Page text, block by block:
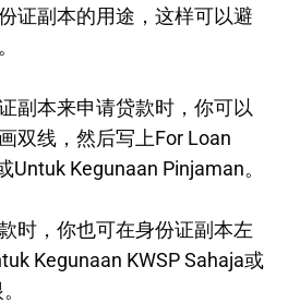
证副本的用途，这样可以避
副本来申请贷款时，你可以
双线，然后写上For Loan
Untuk Kegunaan Pinjaman。
时，你也可在身份证副本左
Kegunaan KWSP Sahaja或